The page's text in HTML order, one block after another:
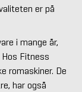
er på
i mange år,
Fitness
romaskiner. De
har også